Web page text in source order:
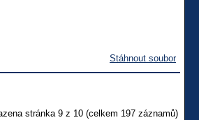
Stáhnout soubor
stránka 9 z 10 (celkem 197 záznamů)